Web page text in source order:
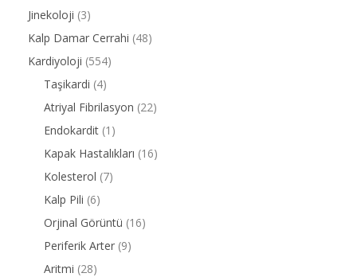
Jinekoloji (3)
Kalp Damar Cerrahi (48)
Kardiyoloji (554)
Taşikardi (4)
Atriyal Fibrilasyon (22)
Endokardit (1)
Kapak Hastalıkları (16)
Kolesterol (7)
Kalp Pili (6)
Orjinal Görüntü (16)
Periferik Arter (9)
Aritmi (28)